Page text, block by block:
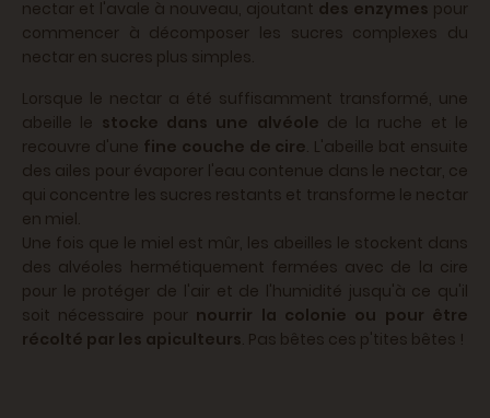
nectar et l'avale à nouveau, ajoutant des enzymes pour
commencer à décomposer les sucres complexes du
nectar en sucres plus simples.
Lorsque le nectar a été suffisamment transformé, une
abeille le stocke dans une alvéole de la ruche et le
recouvre d'une fine couche de cire. L'abeille bat ensuite
des ailes pour évaporer l'eau contenue dans le nectar, ce
qui concentre les sucres restants et transforme le nectar
en miel.
Une fois que le miel est mûr, les abeilles le stockent dans
des alvéoles hermétiquement fermées avec de la cire
pour le protéger de l'air et de l'humidité jusqu'à ce qu'il
soit nécessaire pour nourrir la colonie ou pour être
récolté par les apiculteurs. Pas bêtes ces p'tites bêtes !